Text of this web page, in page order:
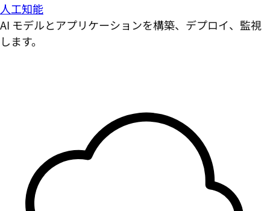
人工知能
AI モデルとアプリケーションを構築、デプロイ、監視
します。